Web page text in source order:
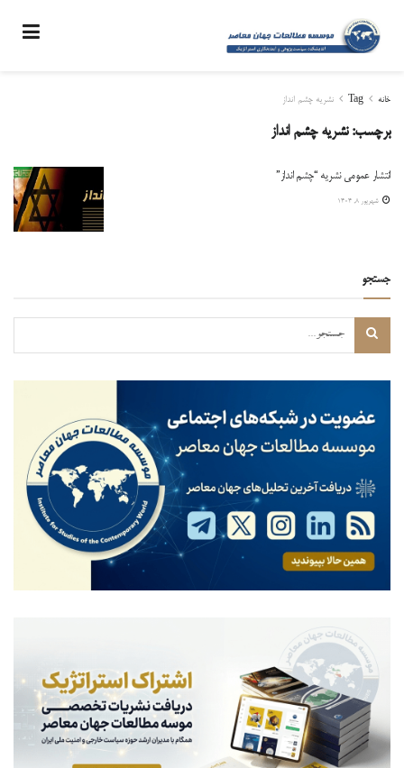
خانه Tag نشریه چشم انداز
برچسب:نشریه چشم انداز
انتشار عمومی نشریه “چشم انداز”
شهریور ۸, ۱۴۰۴
جستجو